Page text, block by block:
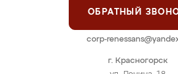
г. Красногорск
ОБРАТНЫЙ
corp-